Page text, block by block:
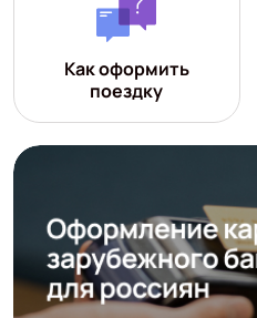
Как оформить
поездку